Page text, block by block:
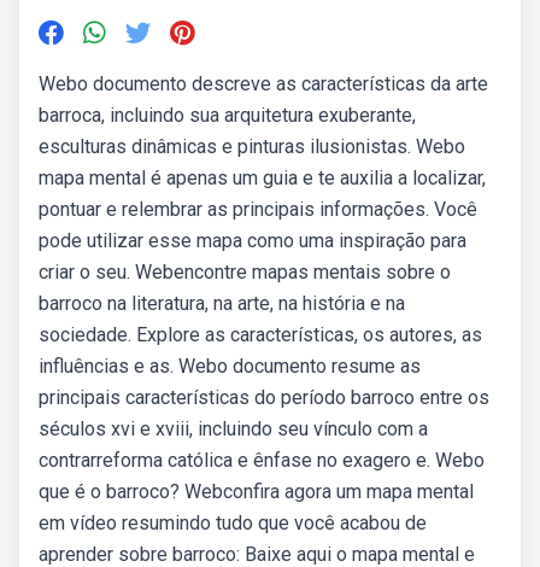
Webo documento descreve as características da arte
barroca, incluindo sua arquitetura exuberante,
esculturas dinâmicas e pinturas ilusionistas. Webo
mapa mental é apenas um guia e te auxilia a localizar,
pontuar e relembrar as principais informações. Você
pode utilizar esse mapa como uma inspiração para
criar o seu. Webencontre mapas mentais sobre o
barroco na literatura, na arte, na história e na
sociedade. Explore as características, os autores, as
influências e as. Webo documento resume as
principais características do período barroco entre os
séculos xvi e xviii, incluindo seu vínculo com a
contrarreforma católica e ênfase no exagero e. Webo
que é o barroco? Webconfira agora um mapa mental
em vídeo resumindo tudo que você acabou de
aprender sobre barroco: Baixe aqui o mapa mental e